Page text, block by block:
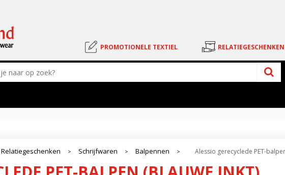
PROMOTIONELE TEXTIEL RELATIEGESCHENKEN
Relatiegeschenken > Schrijfwaren > Balpennen > Alessio gerecyclede PET-